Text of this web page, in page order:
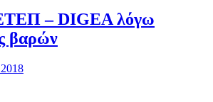
– DIGEA λόγω
βαρών